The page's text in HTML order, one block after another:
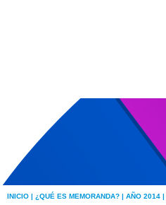
INICIO | ¿QUÉ ES MEMORANDA? | AÑO 2014 |